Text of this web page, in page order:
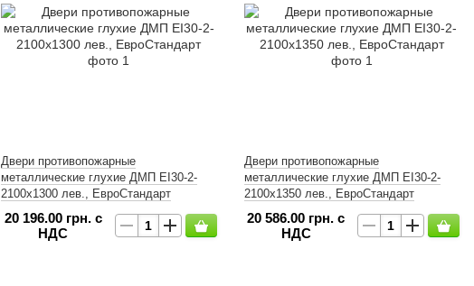
Двери противопожарные
металлические глухие ДМП ЕІ30-2-
2100х1300 лев., ЕвроСтандарт
20 196.00 грн. с
НДС
Двери противопожарные
металлические глухие ДМП ЕІ30-2-
2100х1350 лев., ЕвроСтандарт
20 586.00 грн. с
НДС